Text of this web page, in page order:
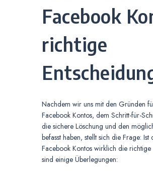
Facebook
richtige
Nachdem wir uns mit den Gründen
Facebook Kontos, dem Schritt-für-
die sichere Löschung und den
befasst haben, stellt sich die Frage: Ist
Facebook Kontos wirklich die
sind einige Überlegungen: